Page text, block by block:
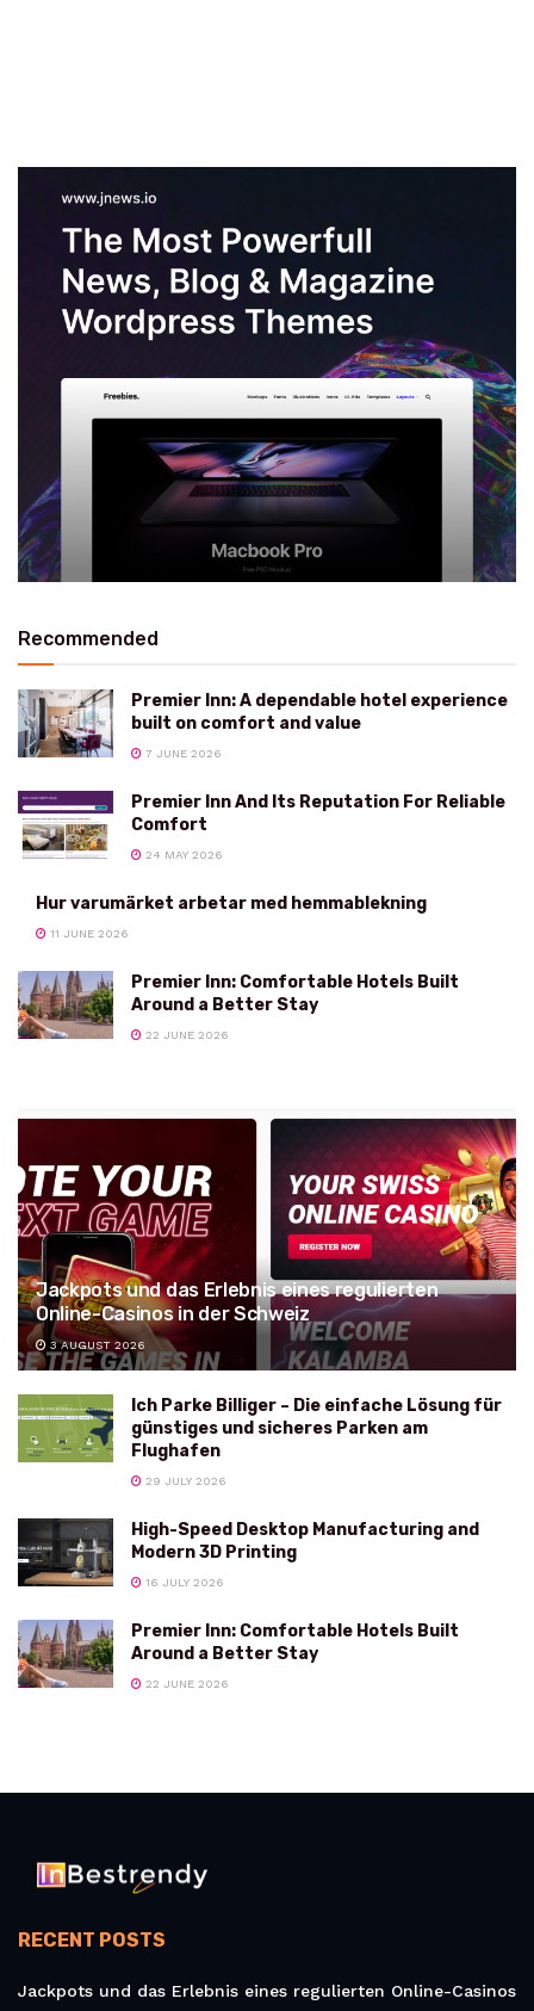
Recommended
Premier Inn: A dependable hotel experience
built on comfort and value
7 JUNE 2026
Premier Inn And Its Reputation For Reliable
Comfort
24 MAY 2026
Hur varumärket arbetar med hemmablekning
11 JUNE 2026
Premier Inn: Comfortable Hotels Built
Around a Better Stay
22 JUNE 2026
Jackpots und das Erlebnis eines regulierten
Online-Casinos in der Schweiz
3 AUGUST 2026
Ich Parke Billiger – Die einfache Lösung für
günstiges und sicheres Parken am
Flughafen
29 JULY 2026
High-Speed Desktop Manufacturing and
Modern 3D Printing
16 JULY 2026
Premier Inn: Comfortable Hotels Built
Around a Better Stay
22 JUNE 2026
RECENT POSTS
Jackpots und das Erlebnis eines regulierten Online-Casinos